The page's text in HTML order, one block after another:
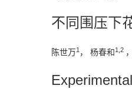
不同围压下
陈世万1 ， 杨春和1,2